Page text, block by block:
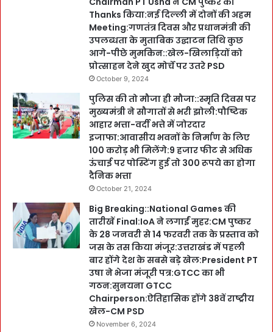
Thanks किया:नई दिल्ली में दोनों की अहम
Meeting:गणतंत्र दिवस और प्रधानमंत्री की
उपलब्धता के मुताबिक उद्घाटन तिथि कुछ
आगे-पीछे मुमकिन::खेल-खिलाड़ियों को
प्रोत्साहन देने खुद मोर्चे पर उतरे PSD
October 9, 2024
पुलिस की तो मौजा ही मौजा::स्मृति दिवस पर
मुख्यमंत्री ने सौगातों से भरी झोली:पौष्टिक
आहार भत्ता-वर्दी भत्ते में जोरदार
इजाफा:आवासीय भवनों के निर्माण के लिए
100 करोड़ भी मिलेंगे:9 हजार फीट से अधिक
ऊंचाई पर पोस्टिंग हुई तो 300 रूपये का होगा
दैनिक भत्ता
October 21, 2024
Big Breaking::National Games की
तारीखें Final:IoA ने लगाईं मुहर:CM पुष्कर
के 28 जनवरी से 14 फरवरी तक के प्रस्ताव को
जस के तस किया मंजूर:उत्तराखंड में पहली
बार होंगे देश के सबसे बड़े खेल:President PT
उषा ने भेजा मंजूरी पत्र:GTCC का भी
गठन:सुनयना GTCC
Chairperson:ऐतिहासिक होंगे 38वें राष्ट्रीय
खेल-CM PSD
November 6, 2024